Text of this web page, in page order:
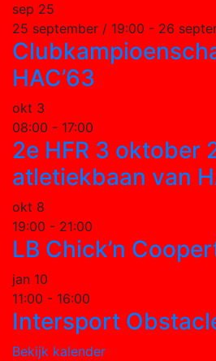
sep 25
25 september / 19:00 - 26
HAC’63
okt 3
08:00 - 17:00
2e HFR 3 oktober
atletiekbaan van
okt 8
19:00 - 21:00
LB Chick’n
jan 10
11:00 - 16:00
Intersport
Bekijk kalender